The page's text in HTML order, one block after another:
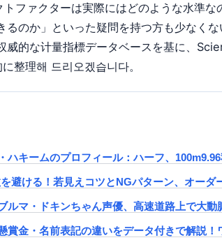
トファクターは実際にはどのような水準な
るのか」といった疑問を持つ方も少なくな
威的な计量指標データベースを基に、
整理해 드리오겠습니다。
ハキームのプロフィール：ハーフ、
避ける！若見えコツとNGパターン、オーダ
ルマ・ドキンちゃん声優、高速道路上で大動
賞金・名前表記の違いをデータ付きで解説